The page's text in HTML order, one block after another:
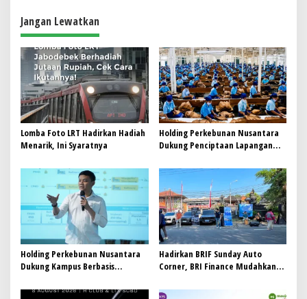
a
s
i
p
o
s
Jangan Lewatkan
Lomba Foto LRT Hadirkan Hadiah
Menarik, Ini Syaratnya
Holding Perkebunan Nusantara
Dukung Penciptaan Lapangan
Pekerja di Pabrik Tembakau
Holding Perkebunan Nusantara
Dukung Kampus Berbasis
Jadi Mahasiswa Angkatan
Hadirkan BRIF Sunday Auto
Corner, BRI Finance Mudahkan
Impian